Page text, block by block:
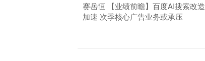
赛岳恒 【业绩前瞻】百度AI搜索改造
加速 次季核心广告业务或承压